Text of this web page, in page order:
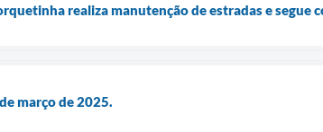
realiza manutenção de estradas e segue
março de 2025.